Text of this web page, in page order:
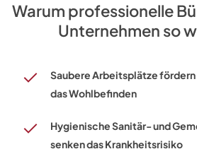
Warum professionelle
Unternehmen so
Saubere Arbeitsplätze
das Wohlbefinden
Hygienische Sanitär- und
senken das Krankheitsrisiko